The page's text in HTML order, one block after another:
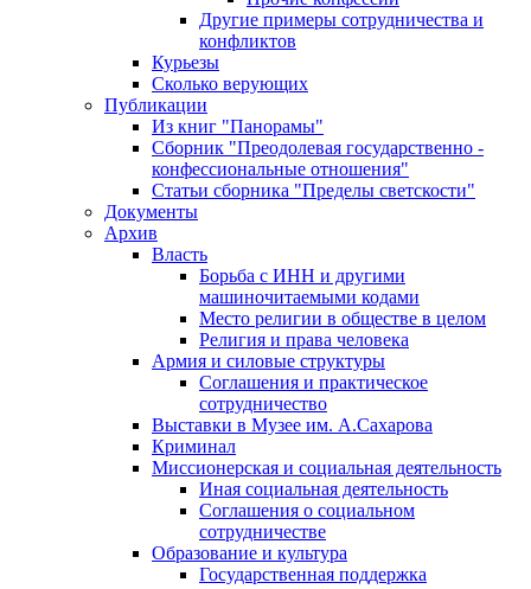
Другие примеры сотрудничества и
конфликтов
Курьезы
Сколько верующих
Публикации
Из книг "Панорамы"
Сборник "Преодолевая государственно -
конфессиональные отношения"
Статьи сборника "Пределы светскости"
Документы
Архив
Власть
Борьба с ИНН и другими
машиночитаемыми кодами
Место религии в обществе в целом
Религия и права человека
Армия и силовые структуры
Соглашения и практическое
сотрудничество
Выставки в Музее им. А.Сахарова
Криминал
Миссионерская и социальная деятельность
Иная социальная деятельность
Соглашения о социальном
сотрудничестве
Образование и культура
Государственная поддержка